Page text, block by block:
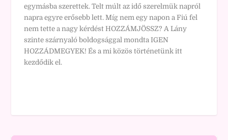
egymásba szerettek. Telt múlt az idő szerelmük napról
napra egyre erősebb lett. Míg nem egy napon a Fiú fel
nem tette a nagy kérdést HOZZÁMJÖSSZ? A Lány
szinte szárnyaló boldogsággal mondta IGEN
HOZZÁDMEGYEK! És a mi közös történetünk itt
kezdődik el.